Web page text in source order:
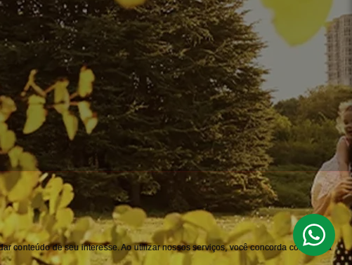
conteúdo de seu interesse. Ao utilizar nossos serviços, você concorda com nossa